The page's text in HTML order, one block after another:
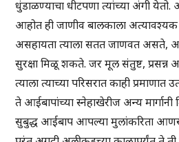
धुंडाळण्याचा धीटपणा त्यांच्या अंगी
आहोत ही जाणीव बालकाला
असहायता त्याला सतत जाणवत असते,
सुरक्षा मिळू शकते. जर मूल संतुष्ट, प्रसन्न
त्याला त्याच्या परिसरात काही
ते आईबापांच्या स्नेहाखेरीज अन्य
सुबुद्ध आईबाप आपल्या मुलांकरिता